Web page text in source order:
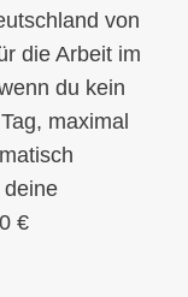
von
die Arbeit im
du kein
maximal
deine
€